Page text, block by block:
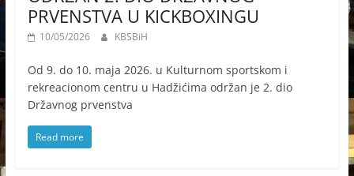
PRVENSTVA U KICKBOXINGU
10/05/2026 KBSBiH
Od 9. do 10. maja 2026. u Kulturnom sportskom i
rekreacionom centru u Hadžićima održan je 2. dio
Državnog prvenstva
Read more